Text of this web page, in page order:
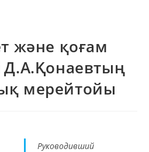
және қоғам
Д.А.Қонаевтың
мерейтойы
Руководивший